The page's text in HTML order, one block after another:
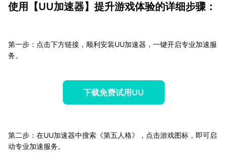
使用【UU加速器】提升游戏体验的详细步骤：
第一步：点击下方链接，顺利安装UU加速器，一键开启专业加速服
务。
下载免费试用UU
第二步：在UU加速器中搜索《第五人格》，点击游戏图标，即可启
动专业加速服务。